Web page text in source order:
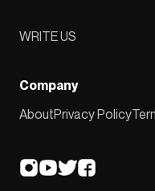
WRITE US
Company
AboutPrivacy Policy